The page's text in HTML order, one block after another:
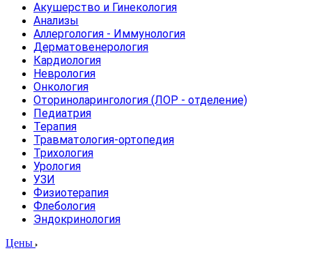
Акушерство и Гинекология
Анализы
Аллергология - Иммунология
Дерматовенерология
Кардиология
Неврология
Онкология
Оториноларингология (ЛОР - отделение)
Педиатрия
Терапия
Травматология-ортопедия
Трихология
Урология
УЗИ
Физиотерапия
Флебология
Эндокринология
Цены